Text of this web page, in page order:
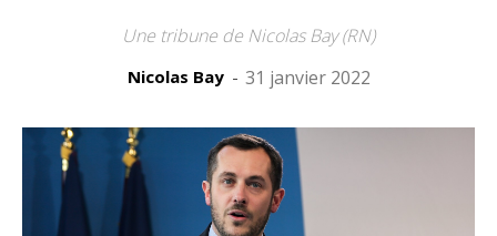
Une tribune de Nicolas Bay (RN)
Nicolas Bay - 31 janvier 2022